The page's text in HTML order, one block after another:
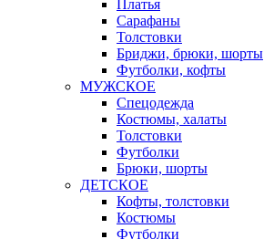
Платья
Сарафаны
Толстовки
Бриджи, брюки, шорты
Футболки, кофты
МУЖСКОЕ
Спецодежда
Костюмы, халаты
Толстовки
Футболки
Брюки, шорты
ДЕТСКОЕ
Кофты, толстовки
Костюмы
Футболки